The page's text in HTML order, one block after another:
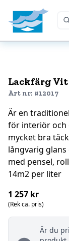
Home
Lackfärg
Art nr: #12017
Är en
för interiör och
mycket bra
långvarig
med pensel,
14m2 per liter
1 257 kr
(Rek ca. pris)
Är du